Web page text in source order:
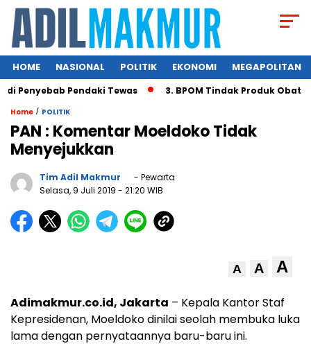
HOME NASIONAL POLITIK EKONOMI MEGAPOLITAN
Penyebab Pendaki Tewas 3. BPOM Tindak Produk Obat
Home / POLITIK
PAN : Komentar Moeldoko Tidak
Menyejukkan
Tim Adil Makmur
- Pewarta
Selasa, 9 Juli 2019 - 21:20 WIB
A A A
Adimakmur.co.id, Jakarta – Kepala Kantor Staf
Kepresidenan, Moeldoko dinilai seolah membuka luka
lama dengan pernyataannya baru-baru ini.